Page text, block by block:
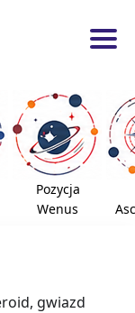
Pozycja
Wenus
gwiazd